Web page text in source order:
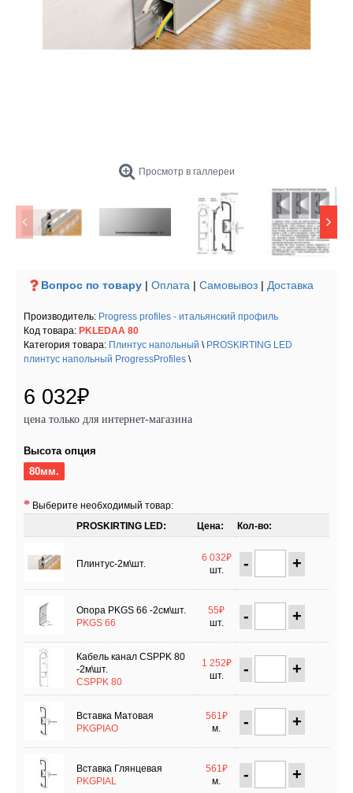
Просмотр в галлереи
Вопрос по товару | Оплата | Самовывоз | Доставка
Производитель: Progress profiles - итальянский профиль
Код товара: PKLEDAA 80
Категория товара: Плинтус напольный \ PROSKIRTING LED
плинтус напольный ProgressProfiles \
6 032₽
цена только для интернет-магазина
Высота опция
80мм.
Выберите необходимый товар:
PROSKIRTING LED:
Цена: Кол-во:
Плинтус-2м\шт.
6 032₽
шт.
- +
Опора PKGS 66 -2см\шт.
PKGS 66
55₽
шт.
- +
Кабель канал CSPPK 80
-2м\шт.
CSPPK 80
1 252₽
шт.
- +
Вставка Матовая
PKGPIAO
561₽
м.
- +
Вставка Глянцевая
PKGPIAL
561₽
м.
- +